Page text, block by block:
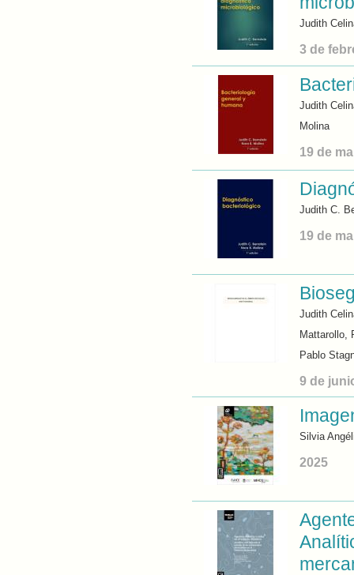
Judith
3 de
Judith
Molina
19 de
Judith C.
19 de
Judith
Mattarollo,
Pablo
9 de
Silvia
2025